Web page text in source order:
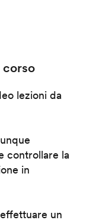
corso
lezioni da
controllare la
in
un